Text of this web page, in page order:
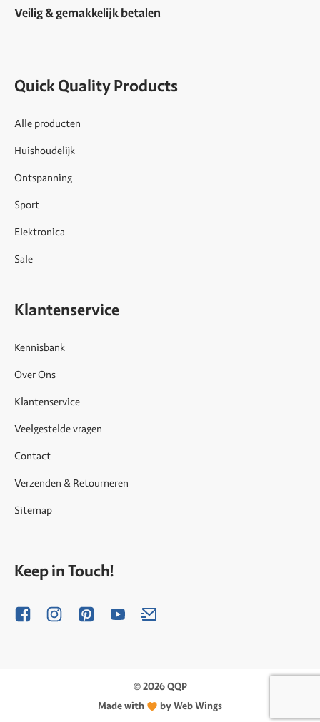
Veilig & gemakkelijk betalen
Quick Quality Products
Alle producten
Huishoudelijk
Ontspanning
Sport
Elektronica
Sale
Klantenservice
Kennisbank
Over Ons
Klantenservice
Veelgestelde vragen
Contact
Verzenden & Retourneren
Sitemap
Keep in Touch!
© 2026 QQP
Made with
by Web Wings